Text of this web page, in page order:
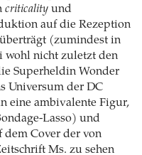
criticality und
auf die Rezeption
(zumindest in
wohl nicht zuletzt den
Superheldin Wonder
Universum der DC
eine ambivalente Figur,
Lasso) und
dem Cover der von
Ms. zu sehen